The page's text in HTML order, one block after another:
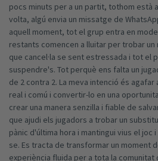
pocs minuts per a un partit, tothom està
volta, algú envia un missatge de
aquell moment, tot el grup entra en
restants comencen a lluitar per trobar
que cancel·la se sent estressada i tot el
suspendre's. Tot perquè ens falta un
de 2 contra 2. La meva intenció és
real i comú i convertir-lo en una
crear una manera senzilla i fiable de
que ajudi els jugadors a trobar un
pànic d'última hora i mantingui vius el joc
se. Es tracta de transformar un moment
experiència fluida per a tota la comunitat